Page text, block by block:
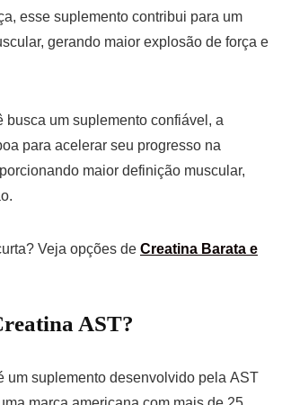
esse suplemento contribui para um
gerando maior explosão de força e
busca um suplemento confiável, a
para acelerar seu progresso na
maior definição muscular,
Veja opções de Creatina Barata e
AST?
um suplemento desenvolvido pela AST